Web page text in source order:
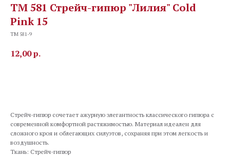
TM 581 Стрейч-гипюр "Лилия" Cold
Pink 15
TM 581-9
12,00р.
Стрейч-гипюр сочетает ажурную элегантность классического гипюра с
современной комфортной растяжимостью. Материал идеален для
сложного кроя и облегающих силуэтов, сохраняя при этом легкость и
воздушность.
Ткань: Стрейч-гипюр